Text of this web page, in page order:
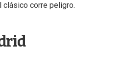
clásico corre peligro.